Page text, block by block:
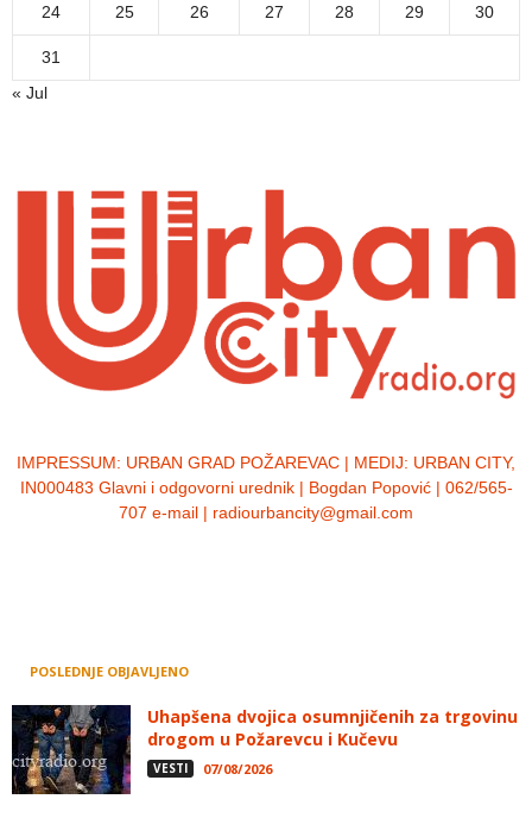
24 25 26 27 28 29 30
31
« Jul
IMPRESSUM: URBAN GRAD POŽAREVAC | MEDIJ: URBAN CITY,
IN000483 Glavni i odgovorni urednik | Bogdan Popović | 062/565-
707 e-mail | radiourbancity@gmail.com
POSLEDNJE OBJAVLJENO
Uhapšena dvojica osumnjičenih za trgovinu
drogom u Požarevcu i Kučevu
VESTI 07/08/2026